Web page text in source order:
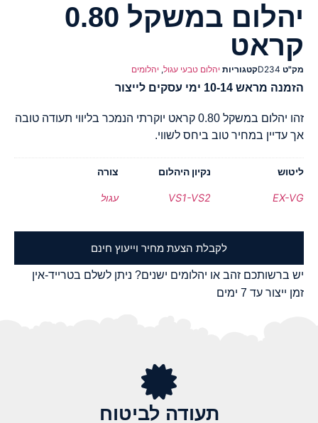
יהלום במשקל 0.80
קראט
מק"ט D234קטגוריות יהלום טבעי עגול, יהלומים
הזמנה מראש 10-14 ימי עסקים לייצור
זהו יהלום במשקל 0.80 קראט יוקרתי הנמכר בליווי תעודה טובה
אך עדיין במחיר טוב ביחס לשווי.
ליטוש
EX-VG
נקיון היהלום
VS1-VS2
צורה
עגול
לקבלת הצעת מחיר וייעוץ חינם
יש ברשותכם זהב או יהלומים ישנים? ניתן לשלם בטרייד-אין
זמן ייצור עד 7 ימים
תעודה לביטוח